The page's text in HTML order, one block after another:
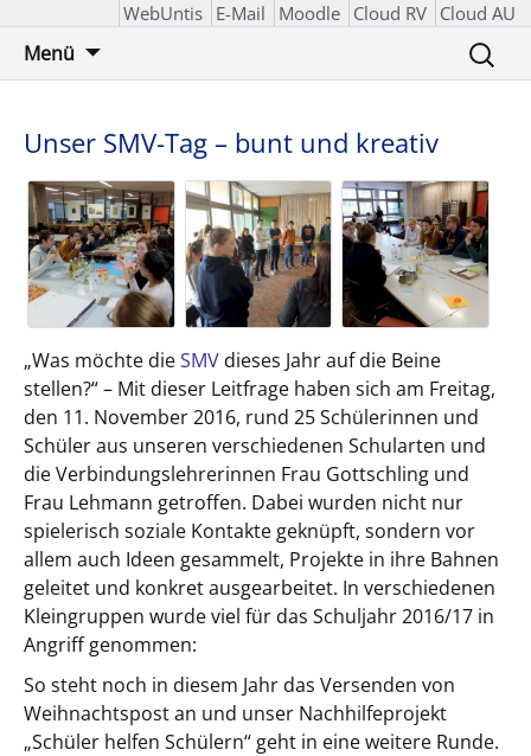
WebUntis E-Mail Moodle Cloud RV Cloud AU
Menü
Suchen
nach:
Unser SMV-Tag – bunt und kreativ
„Was möchte dieSMV dieses Jahr auf die Beine
stellen?“ – Mit dieser Leitfrage haben sich am Freitag,
den 11. November 2016, rund 25 Schülerinnen und
Schüler aus unseren verschiedenen Schularten und
die Verbindungslehrerinnen Frau Gottschling und
Frau Lehmann getroffen. Dabei wurden nicht nur
spielerisch soziale Kontakte geknüpft, sondern vor
allem auch Ideen gesammelt, Projekte in ihre Bahnen
geleitet und konkret ausgearbeitet. In verschiedenen
Kleingruppen wurde viel für das Schuljahr 2016/17 in
Angriff genommen:
So steht noch in diesem Jahr das Versenden von
Weihnachtspost an und unser Nachhilfeprojekt
„Schüler helfen Schülern“ geht in eine weitere Runde.